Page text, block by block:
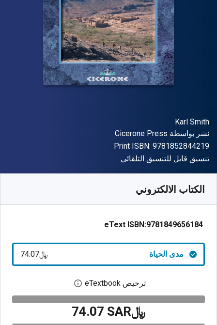
المؤلف (المؤلفون)
Karl Smith
الناشر
نشر بواسطة Cicerone Press
Print ISBN: 9781852844219
شكل
تنسيق قابل للتنسيق التلقائي
الكتاب الالكتروني
eText ISBN:9781849656184
مدى الحياة ﷼‎74.07
ترخيص eTextbook افتح مربع حوار
﷼‎74.07 SAR